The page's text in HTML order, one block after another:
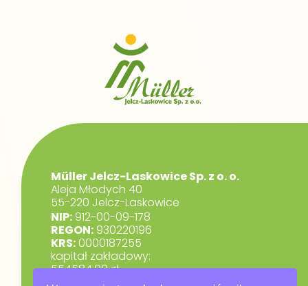
Müller Jelcz-Laskowice Sp. z o. o.
Aleja Młodych 40
55-220 Jelcz-Laskowice
NIP: 912-00-09-178
REGON: 930220196
KRS:0000187255
kapitał zakładowy:
554584,00 zł.